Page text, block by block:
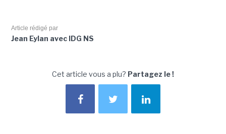
Article rédigé par
Jean Eylan avec IDG NS
Cet article vous a plu? Partagez le !